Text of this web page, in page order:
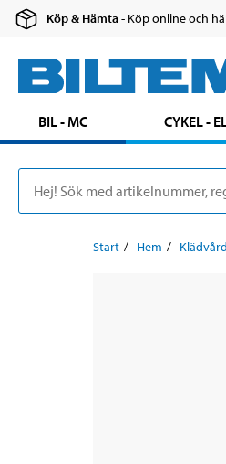
Köp & Hämta- Köp online och
BIL - MC CYKEL -
Start Hem Klädvård